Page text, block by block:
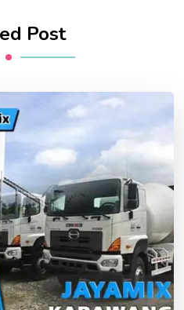
Post